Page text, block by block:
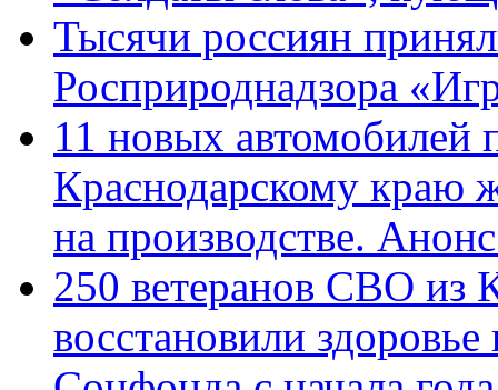
Тысячи россиян
Росприроднадзора
11 новых автомобилей
Краснодарскому краю
на производстве.
250 ветеранов СВО из
восстановили